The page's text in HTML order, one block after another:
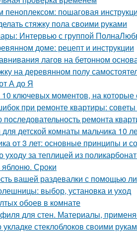
пеноплексом: пошаговая
стяжку пола своими руками
Интервью с группой
доме: рецепт и инструкции
лагов на бетонном
на деревянном полу
А до Я
ключевых моментов, на которые
при ремонте квартиры: советы
ремонта
детской комнаты мальчика 10
от 3 лет: основные принципы и
за теплицей из
яблоню. Сроки
вашей раздевалки с помощью
выбор, установка и уход
обоев в комнате
для стен. Материалы,
стеклоблоков своими